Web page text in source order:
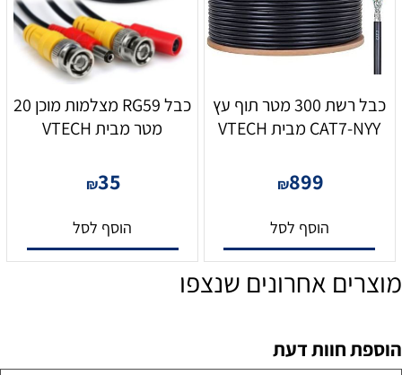
כבל רשת 300 מטר תוף עץ
CAT7-NYY מבית VTECH
₪899
הוסף לסל
כבל RG59 מצלמות מוכן 20
מטר מבית VTECH
₪35
הוסף לסל
מוצרים אחרונים שנצפו
הוספת חוות דעת